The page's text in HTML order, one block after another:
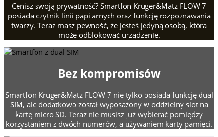
Cenisz swoją prywatność? Smartfon Kruger&Matz FLOW 7
posiada czytnik linii papilarnych oraz funkcję rozpoznawania
twarzy. Teraz masz pewność, że jesteś jedyną osobą, która
może odblokować urządzenie.
Bez kompromisów
Smartfon Kruger&Matz FLOW 7 nie tylko posiada funkcję dual
SIM, ale dodatkowo został wyposażony w oddzielny slot na
kartę micro SD. Teraz nie musisz już wybierać pomiędzy
korzystaniem z dwóch numerów, a używaniem karty pamięci.